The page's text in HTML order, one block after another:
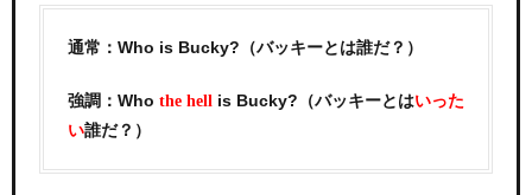
通常：Who is Bucky?（バッキーとは誰だ？）
強調：Who the hell is Bucky?（バッキーとはいった
い誰だ？）